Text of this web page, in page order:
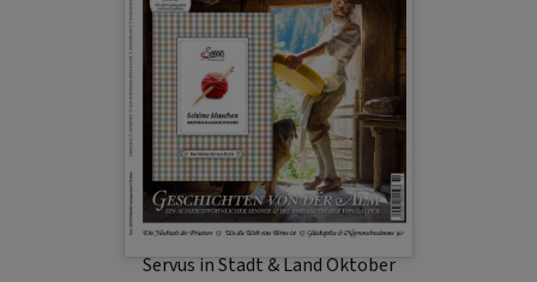
Servus in Stadt & Land Oktober